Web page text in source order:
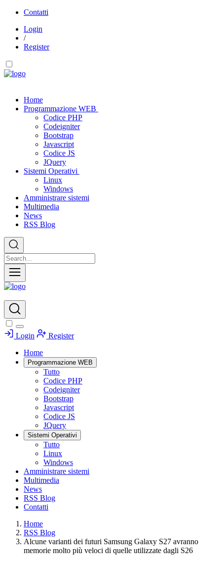
Contatti
Login
/
Register
Home
Programmazione WEB
Codice PHP
Codeigniter
Bootstrap
Javascript
Codice JS
JQuery
Sistemi Operativi
Linux
Windows
Amministrare sistemi
Multimedia
News
RSS Blog
Login
Register
Home
Programmazione WEB
Tutto
Codice PHP
Codeigniter
Bootstrap
Javascript
Codice JS
JQuery
Sistemi Operativi
Tutto
Linux
Windows
Amministrare sistemi
Multimedia
News
RSS Blog
Contatti
Home
RSS Blog
Alcune varianti dei futuri Samsung Galaxy S27 avranno
memorie molto più veloci di quelle utilizzate dagli S26